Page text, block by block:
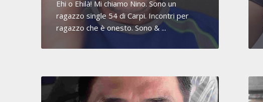
Ehi o Ehilà! Mi chiamo Nino. Sono un
ragazzo single 54 di Carpi. Incontri per
ragazzo che è onesto. Sono & ...